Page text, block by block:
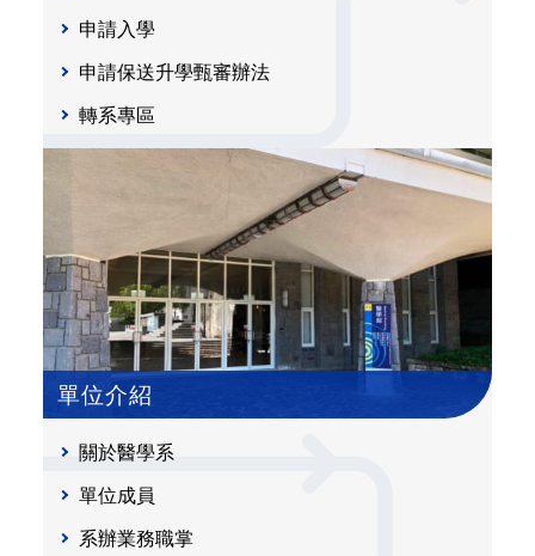
申請入學
申請保送升學甄審辦法
轉系專區
單位介紹
關於醫學系
單位成員
系辦業務職掌